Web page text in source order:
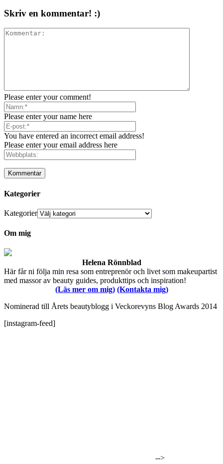
Skriv en kommentar! :)
Please enter your comment!
Please enter your name here
You have entered an incorrect email address!
Please enter your email address here
Kategorier
Kategorier
Om mig
Helena Rönnblad
Här får ni följa min resa som entreprenör och livet som makeupartist
med massor av beauty guides, produkttips och inspiration!
(Läs mer om mig) (Kontakta mig)
Nominerad till Årets beautyblogg i Veckorevyns Blog Awards 2014
[instagram-feed]
-->